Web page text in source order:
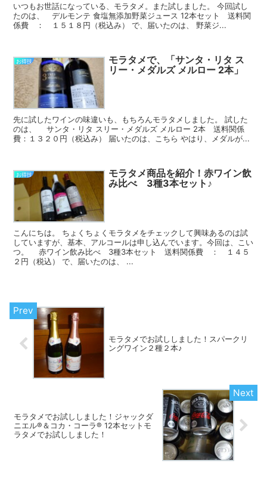
いつもお世話になっている、モラタメ。また試しました。 今回試し
たのは、 デルモンテ 食塩無添加野菜ジュース 12本セット 送料関
係費 ： １５１８円（税込み） で、届いたのは、 野菜ジ...
お得技
モラタメで、「サンタ・リタ ス
リー・メダルズ メルロー 2本」
先に試したワインの味違いも、もちろんモラタメしました。 試した
のは、 サンタ・リタ スリー・メダルズ メルロー 2本 送料関係
費：１３２０円（税込み） 届いたのは、こちら やはり、メダルが...
お得技
モラタメ商品を紹介！赤ワイン飲
み比べ 3種3本セット♪
こんにちは。 ちょくちょくモラタメをチェックして興味あるのは試
していますが、基本、アルコールは申し込んでいます。今回は、こい
つ。 赤ワイン飲み比べ 3種3本セット 送料関係費 ： １４５
２円（税込） で、届いたのは、 ...
モラタメでお試ししました！スパークリ
ングワイン２種２本♪
モラタメでお試ししました！ジャックダ
ニエル®＆コカ・コーラ® 12本セットモ
ラタメでお試ししました！